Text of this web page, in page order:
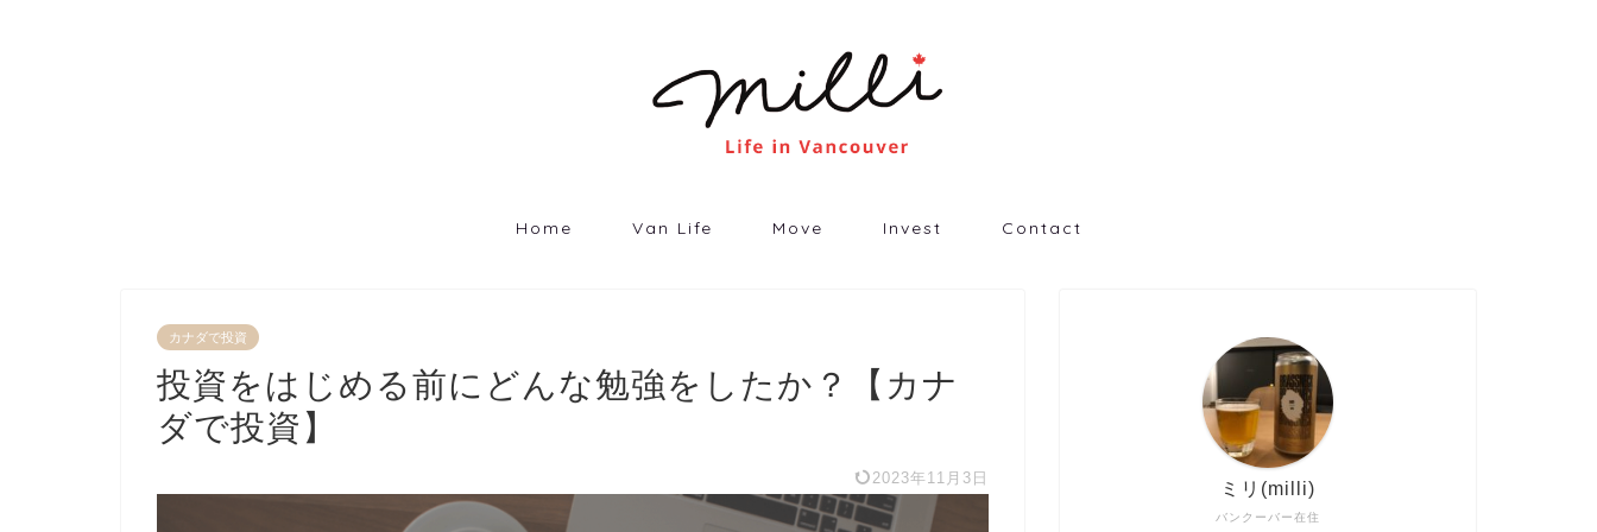
Home Van Life Move Invest Contact
カナダで投資
投資をはじめる前にどんな勉強をしたか？【カナ
ダで投資】
2023年11月3日
バンクーバー在住
ミリ(milli)